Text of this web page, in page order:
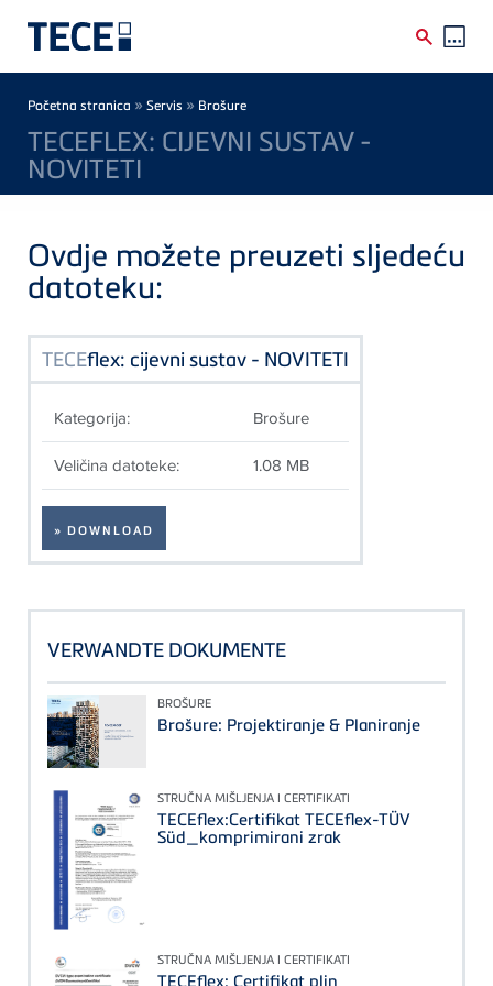
Breadcrumb
Početna stranica » Servis » Brošure
TECEFLEX: CIJEVNI SUSTAV -
NOVITETI
Ovdje možete preuzeti sljedeću
datoteku:
TECEflex: cijevni sustav - NOVITETI
Kategorija: Brošure
Veličina datoteke: 1.08 MB
» DOWNLOAD
VERWANDTE DOKUMENTE
BROŠURE
Brošure: Projektiranje & Planiranje
STRUČNA MIŠLJENJA I CERTIFIKATI
TECEflex:Certifikat TECEflex-TÜV
Süd_komprimirani zrak
STRUČNA MIŠLJENJA I CERTIFIKATI
TECEflex: Certifikat plin